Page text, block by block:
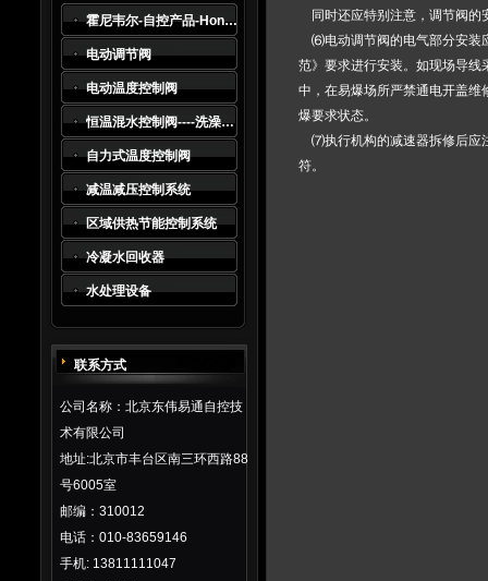
霍尼韦尔-自控产品-Honeywell
电动调节阀
电动温度控制阀
恒温混水控制阀----洗澡水及生活热水系统*
自力式温度控制阀
减温减压控制系统
区域供热节能控制系统
冷凝水回收器
水处理设备
联系方式
公司名称：北京东伟易通自控技
术有限公司
地址:北京市丰台区南三环西路88
号6005室
邮编：310012
电话：010-83659146
手机: 13811111047
同时还应特别注意，调节阀的
⑹电动调节阀的电气部分安装
范》要求进行安装。如现场导
中，在易爆场所严禁通电开盖维
爆要求状态。
⑺执行机构的减速器拆修后应
符。